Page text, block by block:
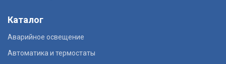
Каталог
Аварийное освещение
Автоматика и термостаты